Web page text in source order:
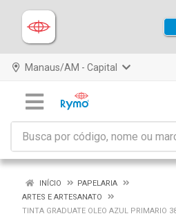
Manaus/AM - Capital
INÍCIO
PAPELARIA
ARTES E ARTESANATO
TINTA GRADUATE OLEO AZUL PRIMARIO